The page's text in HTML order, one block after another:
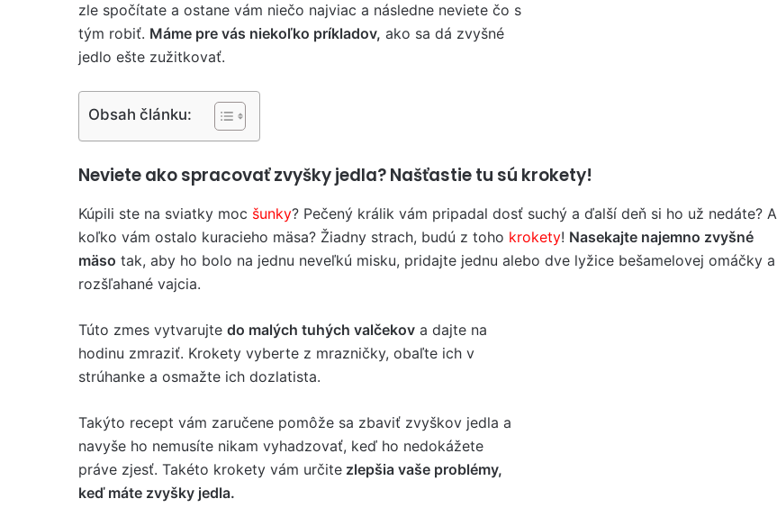
zle spočítate a ostane vám niečo najviac a následne neviete čo s
tým robiť. Máme pre vás niekoľko príkladov, ako sa dá zvyšné
jedlo ešte zužitkovať.
Obsah článku:
Neviete ako spracovať zvyšky jedla? Našťastie tu sú krokety!
Kúpili ste na sviatky moc šunky? Pečený králik vám pripadal dosť suchý a ďalší deň si ho už nedáte? A
koľko vám ostalo kuracieho mäsa? Žiadny strach, budú z toho krokety! Nasekajte najemno zvyšné
mäso tak, aby ho bolo na jednu neveľkú misku, pridajte jednu alebo dve lyžice bešamelovej omáčky a
rozšľahané vajcia.
Túto zmes vytvarujte do malých tuhých valčekov a dajte na
hodinu zmraziť. Krokety vyberte z mrazničky, obaľte ich v
strúhanke a osmažte ich dozlatista.
Takýto recept vám zaručene pomôže sa zbaviť zvyškov jedla a
navyše ho nemusíte nikam vyhadzovať, keď ho nedokážete
práve zjesť. Takéto krokety vám určite zlepšia vaše problémy,
keď máte zvyšky jedla.